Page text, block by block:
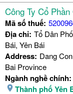
Công Ty Cổ
Mã số thuế:
Địa chỉ: Tổ Dân
Bái, Yên Bái
Address: Dang
Bai Province
Ngành nghề chính:
Thành phố Yên